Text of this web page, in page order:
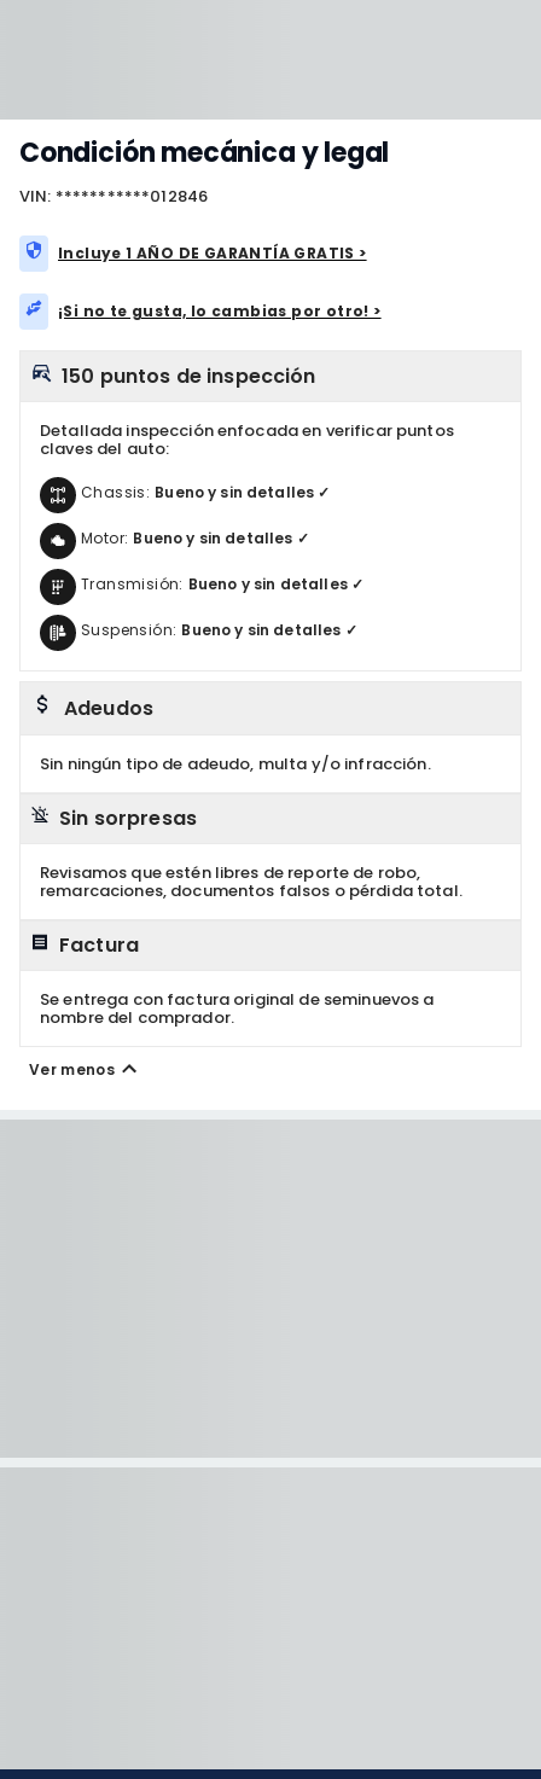
Condición mecánica y legal
VIN: ***********012846
Incluye 1 AÑO DE GARANTÍA GRATIS >
¡Si no te gusta, lo cambias por otro! >
150 puntos de inspección
Detallada inspección enfocada en verificar puntos
claves del auto:
Chassis: Bueno y sin detalles ✓
Motor: Bueno y sin detalles ✓
Transmisión: Bueno y sin detalles ✓
Suspensión: Bueno y sin detalles ✓
Adeudos
Sin ningún tipo de adeudo, multa y/o infracción.
Sin sorpresas
Revisamos que estén libres de reporte de robo,
remarcaciones, documentos falsos o pérdida total.
Factura
Se entrega con factura original de seminuevos a
nombre del comprador.
Ver menos